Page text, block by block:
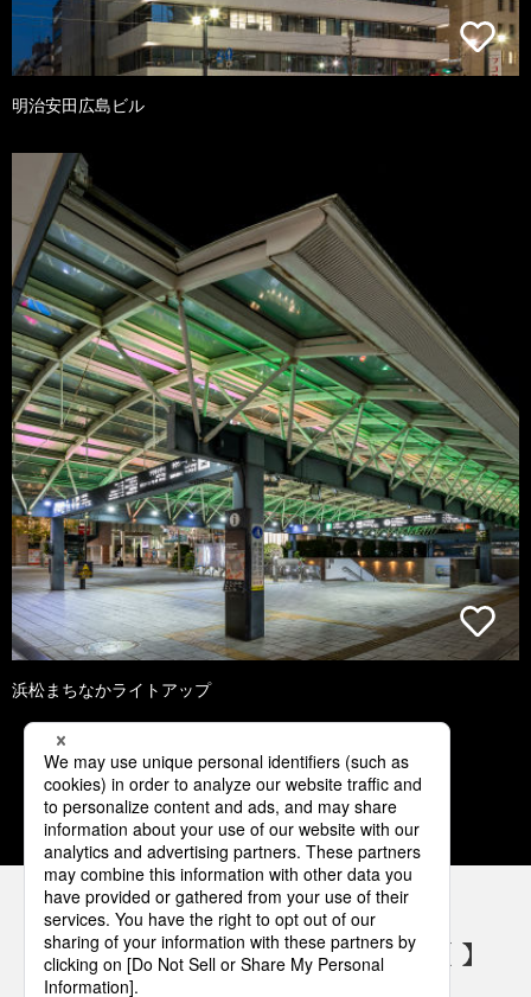
明治安田広島ビル
浜松まちなかライトアップ
1 2 3 4 5
パナソニックの電気設備 SNSアカウント